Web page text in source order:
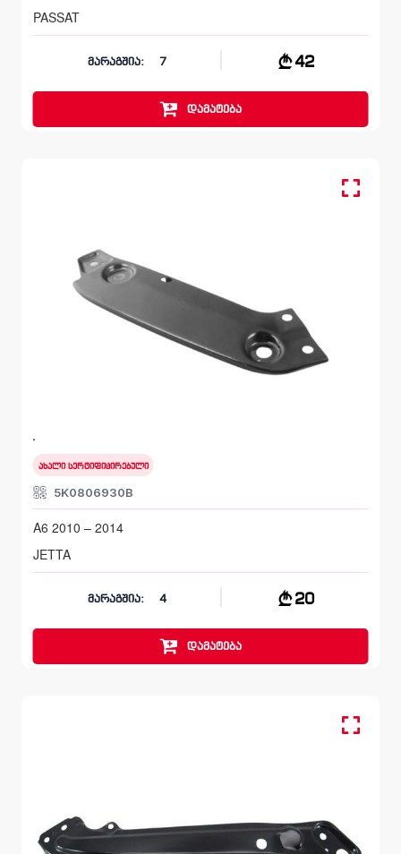
PASSAT
მარაგშია: 7 42
დამატება
A6 2010 – 2014
ახალი სერტიფიცირებული
5K0806930B
A6 2010 – 2014
JETTA
მარაგშია: 4 20
დამატება